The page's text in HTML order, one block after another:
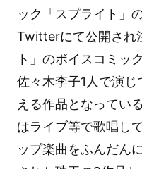
ック「スプライト」
Twitterにて公開され
ト」のボイスコミッ
佐々木李子1人で演
える作品となってい
はライブ等で歌唱し
ップ楽曲をふんだん